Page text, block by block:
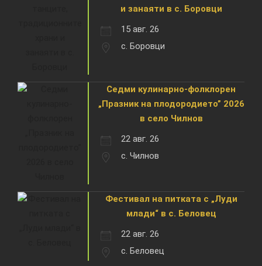
и занаяти в с. Боровци
15 авг. 26
с. Боровци
Седми кулинарно-фолклорен
„Празник на плодородието” 2026
в село Чилнов
22 авг. 26
с. Чилнов
Фестивал на питката с „Луди
млади“ в с. Беловец
22 авг. 26
с. Беловец